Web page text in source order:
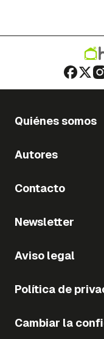
Quiénes somos
Autores
Contacto
Newsletter
Aviso legal
Política de
Cambiar la